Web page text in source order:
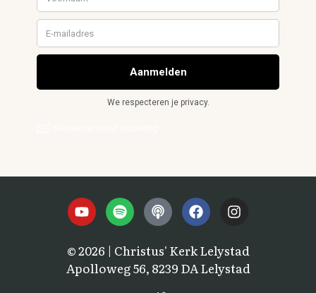
© 2026 | Christus' Kerk Lelystad
Apolloweg 56, 8239 DA Lelystad